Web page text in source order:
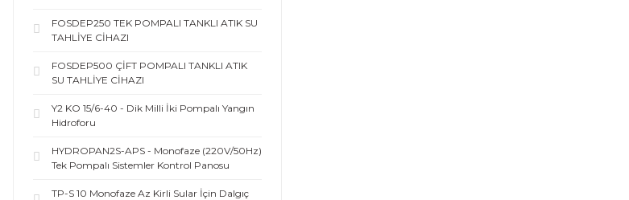
FOSDEP250 TEK POMPALI TANKLI ATIK SU
TAHLİYE CİHAZI
FOSDEP500 ÇİFT POMPALI TANKLI ATIK
SU TAHLİYE CİHAZI
Y2 KO 15/6-40 - Dik Milli İki Pompalı Yangın
Hidroforu
HYDROPAN2S-APS - Monofaze (220V/50Hz)
Tek Pompalı Sistemler Kontrol Panosu
TP-S 10 Monofaze Az Kirli Sular İçin Dalgıç